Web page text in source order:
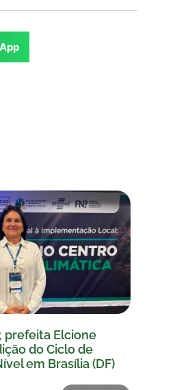
prefeita Elcione
do Ciclo de
em Brasília (DF)